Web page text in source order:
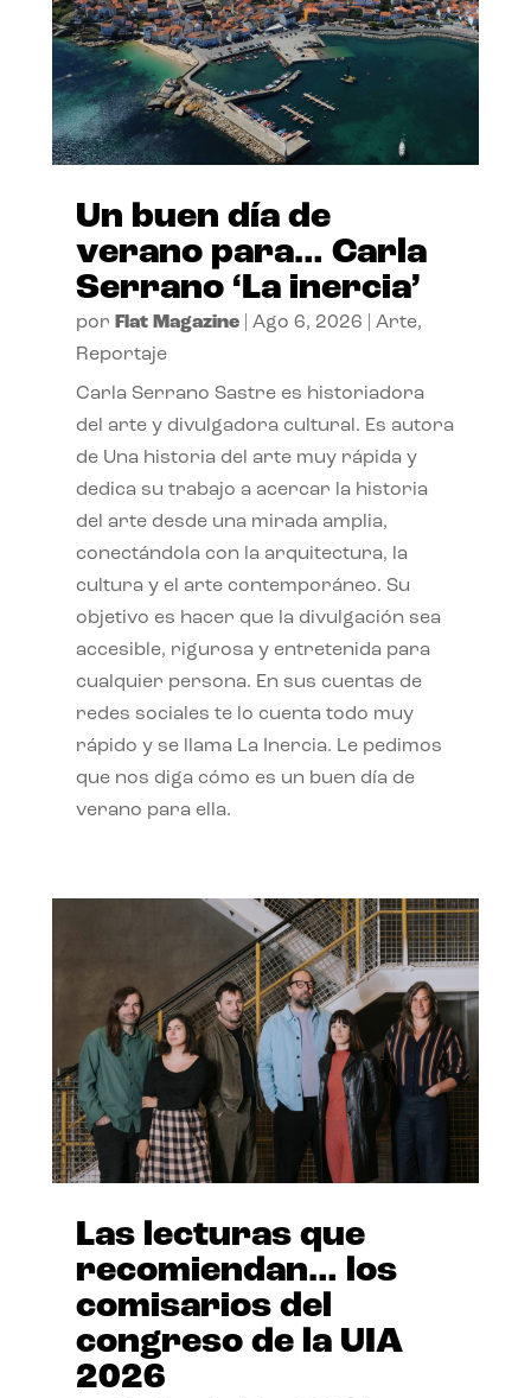
Un buen día de
verano para… Carla
Serrano ‘La inercia’
por Flat Magazine| Ago 6, 2026 Arte,
Reportaje
Carla Serrano Sastre es historiadora
del arte y divulgadora cultural. Es autora
de Una historia del arte muy rápida y
dedica su trabajo a acercar la historia
del arte desde una mirada amplia,
conectándola con la arquitectura, la
cultura y el arte contemporáneo. Su
objetivo es hacer que la divulgación sea
accesible, rigurosa y entretenida para
cualquier persona. En sus cuentas de
redes sociales te lo cuenta todo muy
rápido y se llama La Inercia. Le pedimos
que nos diga cómo es un buen día de
verano para ella.
Las lecturas que
recomiendan… los
comisarios del
congreso de la UIA
2026